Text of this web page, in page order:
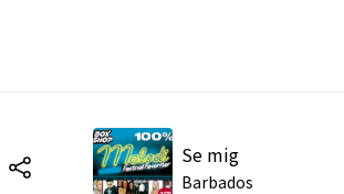
Se mig
Barbados